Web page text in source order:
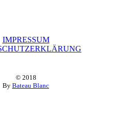
IMPRESSUM
© 2018
By Bateau Blanc